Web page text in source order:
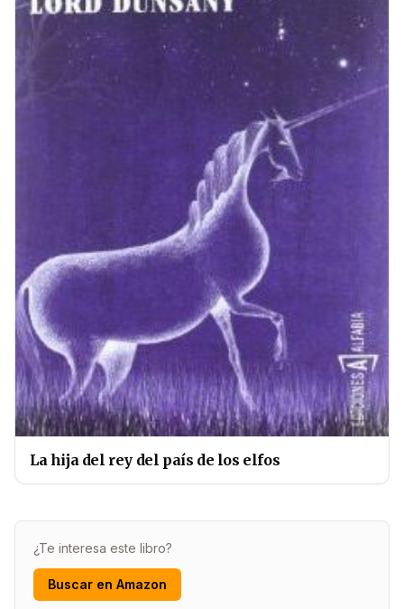
La hija del rey del país de los elfos
¿Te interesa este libro?
Buscar en Amazon